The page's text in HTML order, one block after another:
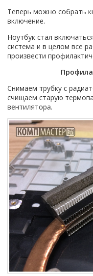
Теперь можно собрать
включение.
Ноутбук стал
система и в целом все
произвести
Снимаем трубку с
счищаем старую
вентилятора.